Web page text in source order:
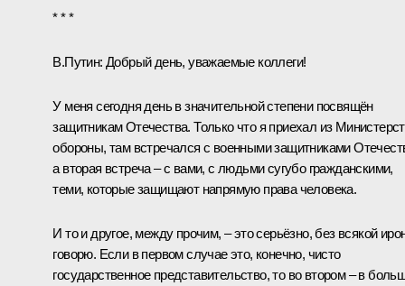
* * *
В.Путин: Добрый день, уважаемые коллеги!
У меня сегодня день в значительной степени посвящён
защитникам Отечества. Только что я приехал из
обороны, там встречался с военными защитниками
а вторая встреча – с вами, с людьми сугубо гражданскими,
теми, которые защищают напрямую права человека.
И то и другое, между прочим, – это серьёзно, без всякой
говорю. Если в первом случае это, конечно, чисто
государственное представительство, то во втором – в